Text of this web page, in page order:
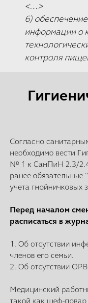
<…>
6)
информации о
контроля
Согласно
необходимо вести
№ 1 к СанПиН 2.3/
ранее
учета гнойничковых
Перед началом
расписаться в
1. Об отсутствии
членов его семьи.
2. Об отсутствии
Медицинский
такой как шеф-